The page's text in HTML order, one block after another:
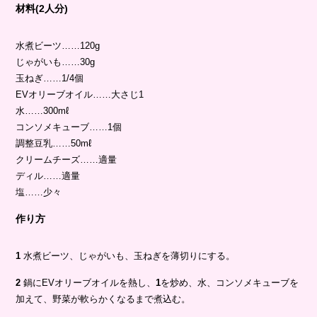
材料(2人分)
水煮ビーツ……120g
じゃがいも……30g
玉ねぎ……1/4個
EVオリーブオイル……大さじ1
水……300mℓ
コンソメキューブ……1個
調整豆乳……50mℓ
クリームチーズ……適量
ディル……適量
塩……少々
作り方
1 水煮ビーツ、じゃがいも、玉ねぎを薄切りにする。
2 鍋にEVオリーブオイルを熱し、1を炒め、水、コンソメキューブを
加えて、野菜が軟らかくなるまで煮込む。